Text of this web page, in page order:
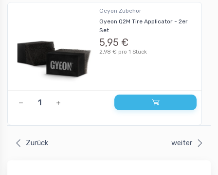
Geyon Zubehör
Gyeon Q2M Tire Applicator - 2er
Set
5,95 €
2,98 € pro 1 Stück
Zurück weiter